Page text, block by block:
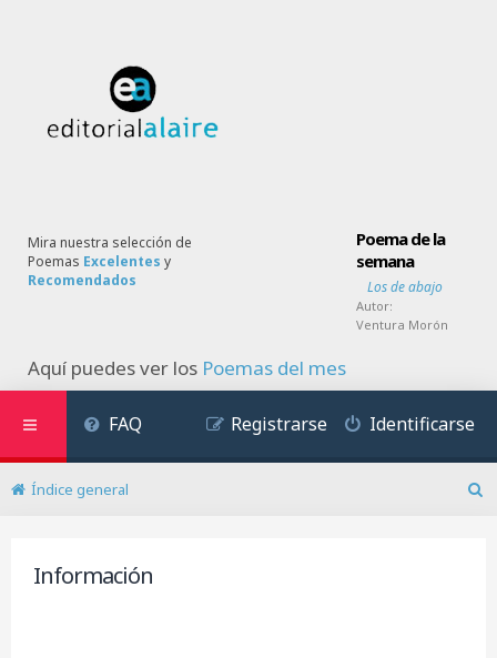
Mira nuestra selección de
Poemas Excelentes y
Recomendados
Poema de la
semana
Los de abajo
Autor:
Ventura Morón
Aquí puedes ver los Poemas del mes
FAQ Identificarse
Registrarse
Índice general
Información